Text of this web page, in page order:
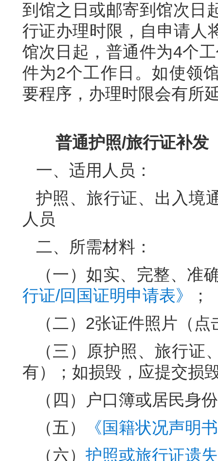
到馆之日或邮寄到馆次日
行证办理时限，自申请人
馆次日起，普通件为4个
件为2个工作日。如使领
要程序，办理时限会有所
普通护照/旅行证补发
一、适用人员：
护照、旅行证、出入境
人员
二、所需材料：
（一）如实、完整、准
行证/回国证明申请表》
；
（二）2张证件照片（点
（三）原护照、旅行
有）；如损毁，应提交损
（四）户口簿或居民身
（五）
《国籍状况声明
（六） 护照或旅行证遗